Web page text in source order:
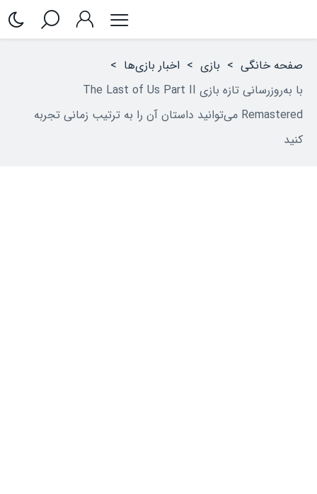
صفحه خانگی > بازی > اخبار بازی‌ها >
با به‌روزرسانی تازه بازی The Last of Us Part II
Remastered می‌توانید داستان آن را به ترتیب زمانی تجربه
کنید